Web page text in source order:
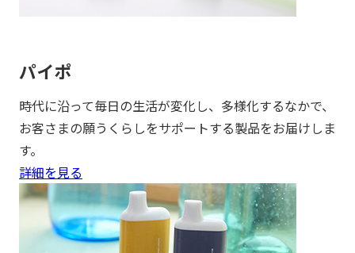
パイポ
時代に沿って毎日の生活が変化し、多様化するなかで、
お客さまの願うくらしをサポートする製品をお届けしま
す。
詳細を見る